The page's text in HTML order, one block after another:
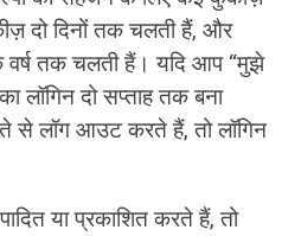
दो दिनों तक चलती हैं, और
तक चलती हैं। यदि आप “मुझे
लॉगिन दो सप्ताह तक बना
से लॉग आउट करते हैं, तो लॉगिन
या प्रकाशित करते हैं, तो